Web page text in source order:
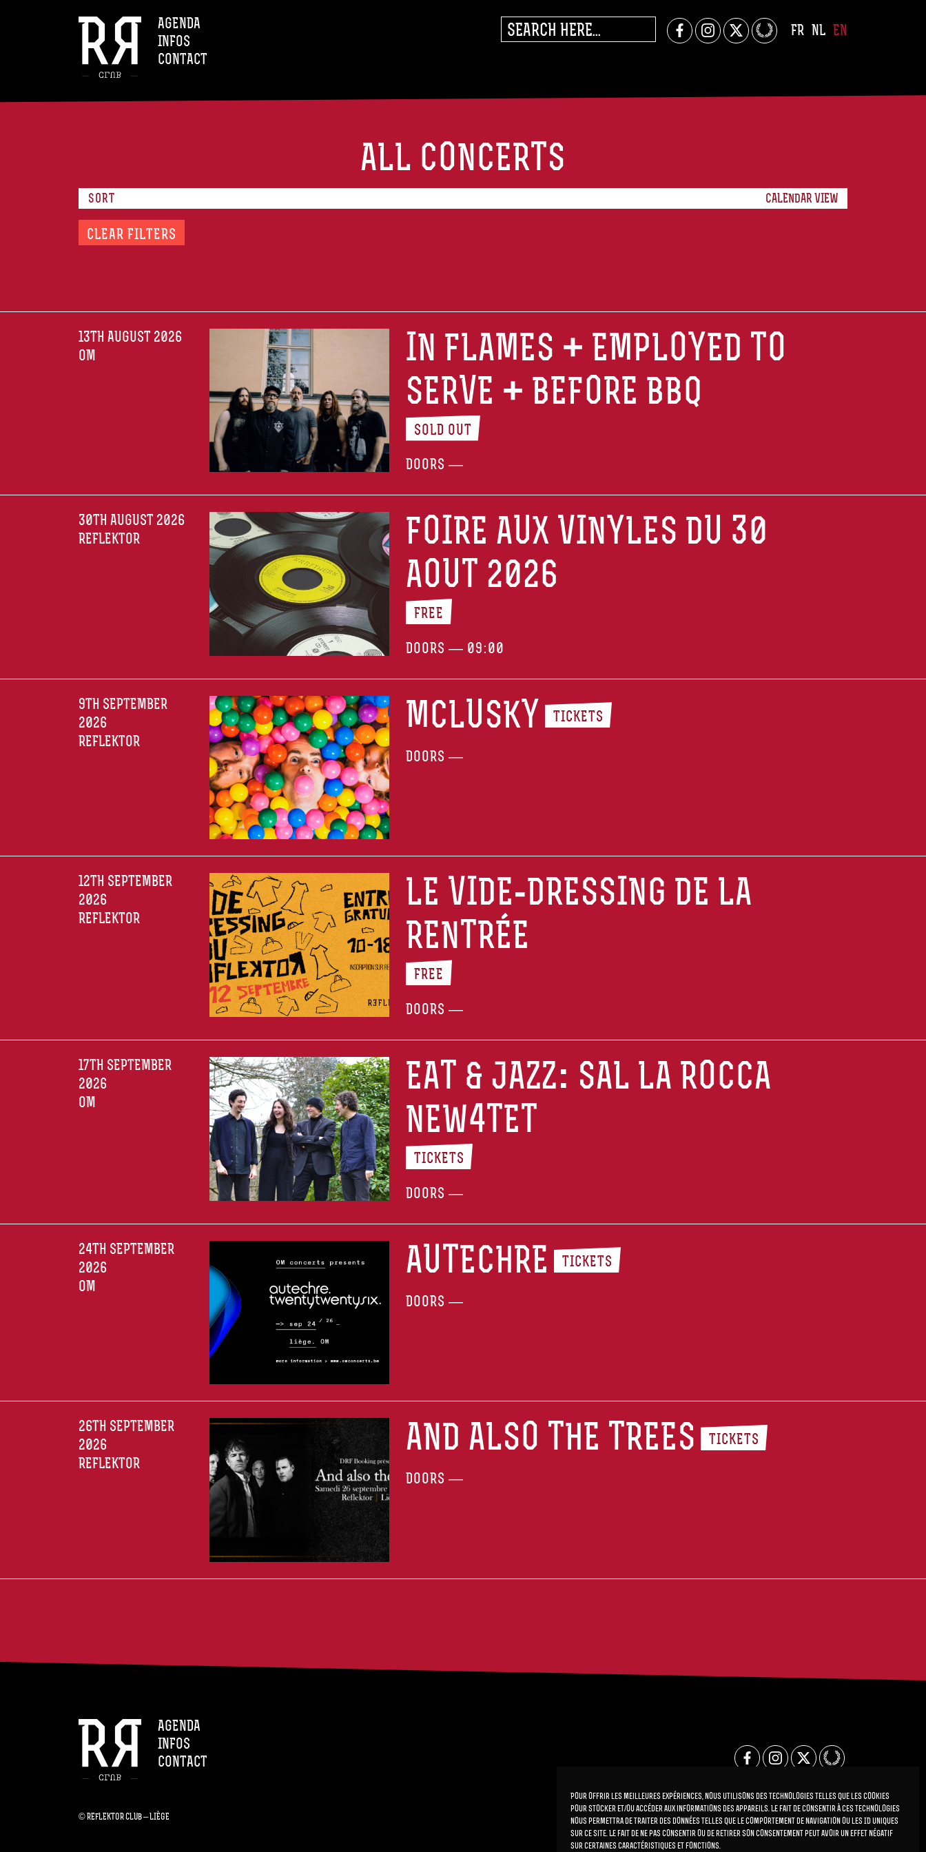
Pour offrir les meilleures expériences, nous utilisons des technologies telles que les cookies
pour stocker et/ou accéder aux informations des appareils. Le fait de consentir à ces technologies
nous permettra de traiter des données telles que le comportement de navigation ou les ID uniques
sur ce site. Le fait de ne pas consentir ou de retirer son consentement peut avoir un effet négatif
sur certaines caractéristiques et fonctions.
AGENDA
INFOS
CONTACT
SEARCH
FOR:
FR NL EN
ALL CONCERTS
SORT CALENDAR VIEW
CLEAR FILTERS
13TH AUGUST 2026
OM
IN FLAMES + EMPLOYED TO
SERVE + BEFORE BBQ
SOLD OUT
DOORS —
30TH AUGUST 2026
REFLEKTOR
FOIRE AUX VINYLES DU 30
AOUT 2026
FREE
DOORS — 09:00
9TH SEPTEMBER
2026
REFLEKTOR
MCLUSKY TICKETS
DOORS —
12TH SEPTEMBER
2026
REFLEKTOR
LE VIDE-DRESSING DE LA
RENTRÉE
FREE
DOORS —
17TH SEPTEMBER
2026
OM
EAT & JAZZ: SAL LA ROCCA
NEW4TET
TICKETS
DOORS —
24TH SEPTEMBER
2026
OM
AUTECHRE TICKETS
DOORS —
26TH SEPTEMBER
2026
REFLEKTOR
AND ALSO THE TREES TICKETS
DOORS —
AGENDA
INFOS
CONTACT
© REFLEKTOR CLUB – LIÈGE